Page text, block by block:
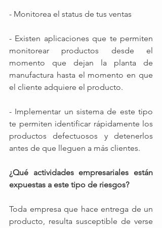
- Monitorea el status de tus ventas
- Existen aplicaciones que te permiten
monitorear productos desde el
momento que dejan la planta de
manufactura hasta el momento en que
el cliente adquiere el producto.
- Implementar un sistema de este tipo
te permiten identificar rápidamente los
productos defectuosos y detenerlos
antes de que lleguen a más clientes.
¿Qué actividades empresariales están
expuestas a este tipo de riesgos?
Toda empresa que hace entrega de un
producto, resulta susceptible de verse